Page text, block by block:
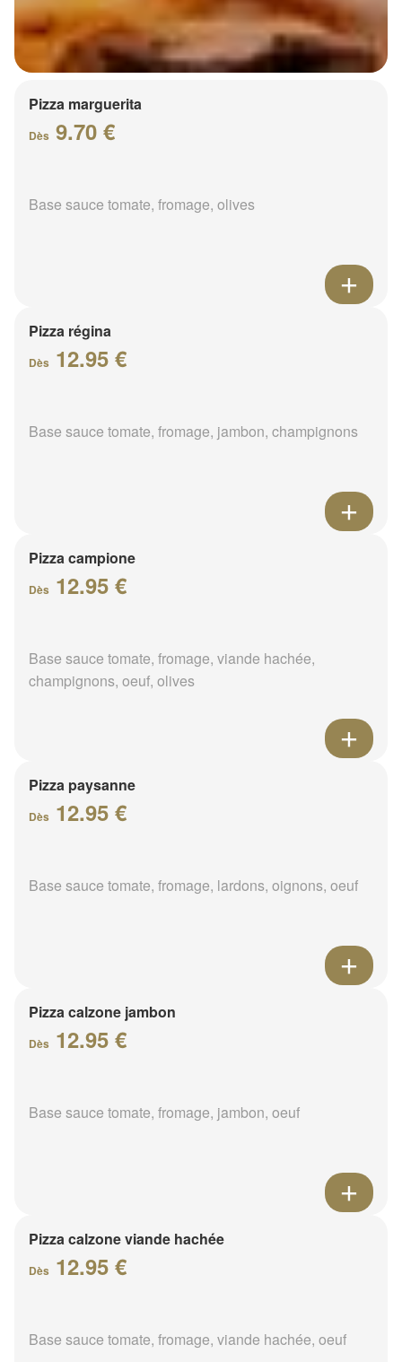
Pizza marguerita
Dès 9.70 €
Base sauce tomate, fromage, olives
Pizza régina
Dès 12.95 €
Base sauce tomate, fromage, jambon, champignons
Pizza campione
Dès 12.95 €
Base sauce tomate, fromage, viande hachée,
champignons, oeuf, olives
Pizza paysanne
Dès 12.95 €
Base sauce tomate, fromage, lardons, oignons, oeuf
Pizza calzone jambon
Dès 12.95 €
Base sauce tomate, fromage, jambon, oeuf
Pizza calzone viande hachée
Dès 12.95 €
Base sauce tomate, fromage, viande hachée, oeuf